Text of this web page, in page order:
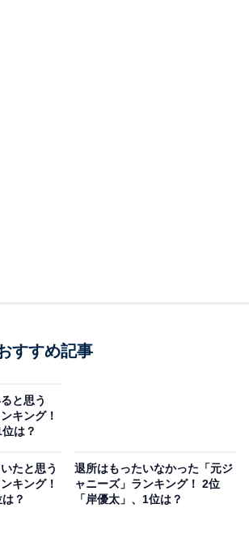
スで見せ所を作っていた姿を覚えてい
いでしょうか。
「ライブでみた中居くんのダンスが衝
岡県／30代女性）、「中居くんは自
すすめ記事
と思う
キング！
は？
たと思う
キング！
？
退所はもったいなかった「元ジ
ャニーズ」ランキング！ 2位
「岸優太」、1位は？